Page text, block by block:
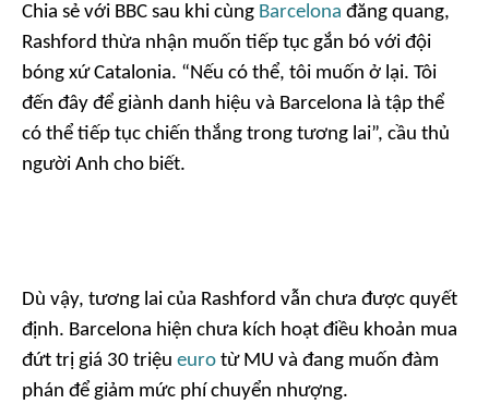
Chia sẻ với BBC sau khi cùng Barcelona đăng quang,
Rashford thừa nhận muốn tiếp tục gắn bó với đội
bóng xứ Catalonia. “Nếu có thể, tôi muốn ở lại. Tôi
đến đây để giành danh hiệu và Barcelona là tập thể
có thể tiếp tục chiến thắng trong tương lai”, cầu thủ
người Anh cho biết.
Dù vậy, tương lai của Rashford vẫn chưa được quyết
định. Barcelona hiện chưa kích hoạt điều khoản mua
đứt trị giá 30 triệu euro từ MU và đang muốn đàm
phán để giảm mức phí chuyển nhượng.